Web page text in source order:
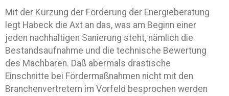
Mit der Kürzung der Förderung der Energieberatung
legt Habeck die Axt an das, was am Beginn einer
jeden nachhaltigen Sanierung steht, nämlich die
Bestandsaufnahme und die technische Bewertung
des Machbaren. Daß abermals drastische
Einschnitte bei Fördermaßnahmen nicht mit den
Branchenvertretern im Vorfeld besprochen werden